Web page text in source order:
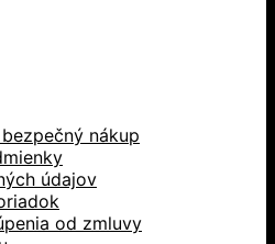
nákup
údajov
od zmluvy